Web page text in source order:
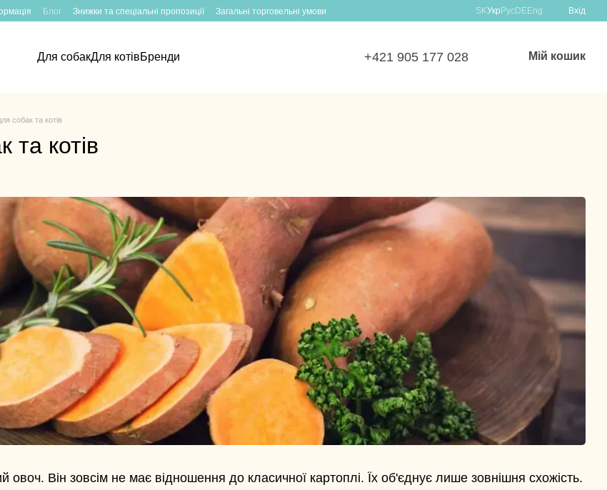
Блог Знижки та спеціальні пропозиції Загальні торговельні умови SKУкр РусDEEng Вхід
Для собакДля котівБренди +421 905 177 028 Мій кошик
собак та котів
та котів
овоч. Він зовсім не має відношення до класичної картоплі. Їх об'єднує лише зовнішня схожість.